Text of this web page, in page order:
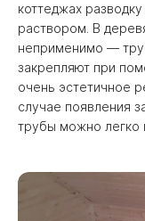
коттеджах
раствором. В
неприменимо —
закрепляют при
очень эстетичное
случае появления
трубы можно легко